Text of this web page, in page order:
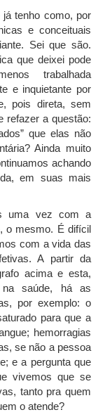
tenho como, por
e conceituais
Sei que são.
que deixei pode
trabalhada
e inquietante por
pois direta, sem
refazer a questão:
que elas não
Ainda muito
achando
em suas mais
uma vez com a
o mesmo. É difícil
com a vida das
A partir da
acima e esta,
saúde, há as
por exemplo: o
para que a
hemorragias
se não a pessoa
e a pergunta que
vivemos que se
tanto pra quem
o atende?